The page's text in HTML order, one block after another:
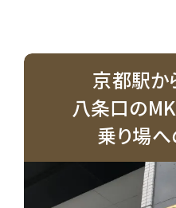
京都駅か
八条口の
乗り場